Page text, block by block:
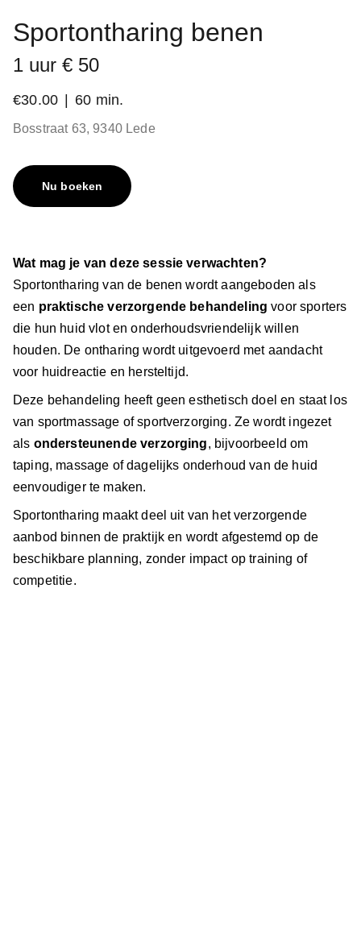
Sportontharing benen
1 uur € 50
€30.00 60 min.
Bosstraat 63, 9340 Lede
Nu boeken
Wat mag je van deze sessie verwachten?
Sportontharing van de benen wordt aangeboden als
een praktische verzorgende behandeling voor sporters
die hun huid vlot en onderhoudsvriendelijk willen
houden. De ontharing wordt uitgevoerd met aandacht
voor huidreactie en hersteltijd.
Deze behandeling heeft geen esthetisch doel en staat los
van sportmassage of sportverzorging. Ze wordt ingezet
als ondersteunende verzorging, bijvoorbeeld om
taping, massage of dagelijks onderhoud van de huid
eenvoudiger te maken.
Sportontharing maakt deel uit van het verzorgende
aanbod binnen de praktijk en wordt afgestemd op de
beschikbare planning, zonder impact op training of
competitie.